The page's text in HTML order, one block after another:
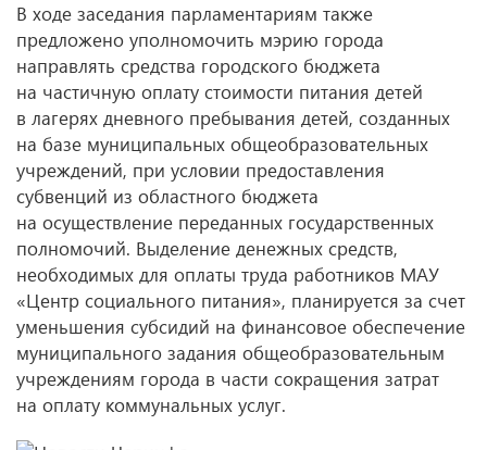
В ходе заседания парламентариям также
предложено уполномочить мэрию города
направлять средства городского бюджета
на частичную оплату стоимости питания детей
в лагерях дневного пребывания детей, созданных
на базе муниципальных общеобразовательных
учреждений, при условии предоставления
субвенций из областного бюджета
на осуществление переданных государственных
полномочий. Выделение денежных средств,
необходимых для оплаты труда работников МАУ
«Центр социального питания», планируется за счет
уменьшения субсидий на финансовое обеспечение
муниципального задания общеобразовательным
учреждениям города в части сокращения затрат
на оплату коммунальных услуг.